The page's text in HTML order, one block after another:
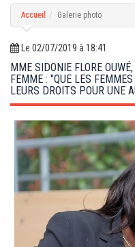
e
n
a
i
g
a
t
i
o
Accueil Galerie photo
Le 02/07/2019 à 18:41
MME SIDONIE FLORE
FEMME : "QUE LES
LEURS DROITS POUR UNE